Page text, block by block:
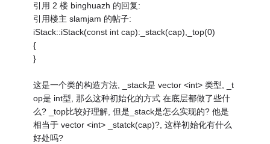
引用 2 楼 binghuazh 的回复:
引用楼主 slamjam 的帖子:
iStack::iStack(const int cap):_stack(cap),_top(0)
{
}
这是一个类的构造方法, _stack是 vector <int> 类型, _t
op是 int型, 那么这种初始化的方式 在底层都做了些什
么? _top比较好理解, 但是_stack是怎么实现的? 他是
相当于 vector <int> _statck(cap)?, 这样初始化有什么
好处吗?